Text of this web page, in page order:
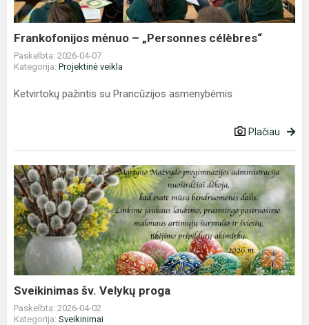
Frankofonijos mėnuo – „Personnes célèbres“
Paskelbta: 2026-04-07
Kategorija: Projektinė veikla
Ketvirtokų pažintis su Prancūzijos asmenybėmis
Plačiau
Sveikinimas
šv.
Velykų
proga
Sveikinimas šv. Velykų proga
Paskelbta: 2026-04-02
Kategorija: Sveikinimai